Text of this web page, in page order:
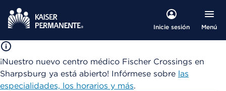
Inicie sesión Menú
¡Nuestro nuevo centro médico Fischer Crossings en
Sharpsburg ya está abierto! Infórmese sobre las
especialidades, los horarios y más.